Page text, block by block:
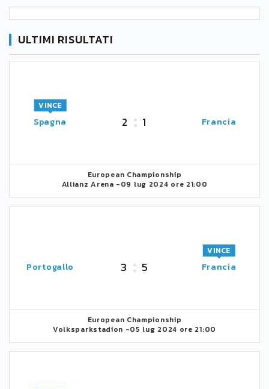
ULTIMI RISULTATI
Spagna
VINCE
2 1 Francia
European Championship
Allianz Arena -09 lug 2024 ore 21:00
Portogallo 3 5 Francia
VINCE
European Championship
Volksparkstadion -05 lug 2024 ore 21:00